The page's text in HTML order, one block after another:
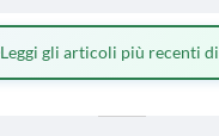
Leggi gli articoli più recenti di